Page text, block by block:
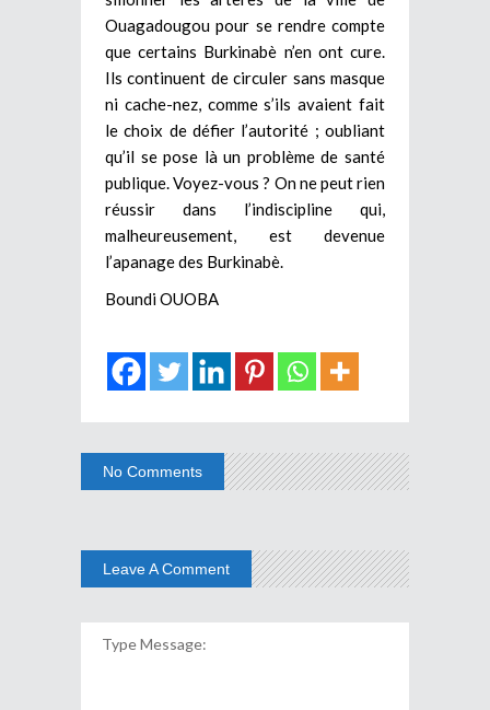
Ouagadougou pour se rendre compte
que certains Burkinabè n’en ont cure.
Ils continuent de circuler sans masque
ni cache-nez, comme s’ils avaient fait
le choix de défier l’autorité ; oubliant
qu’il se pose là un problème de santé
publique. Voyez-vous ? On ne peut rien
réussir dans l’indiscipline qui,
malheureusement, est devenue
l’apanage des Burkinabè.
Boundi OUOBA
No Comments
Leave A Comment